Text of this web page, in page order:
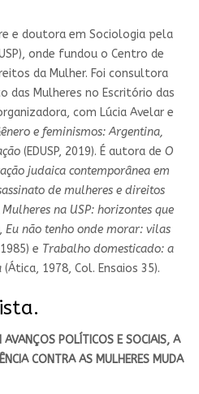
e doutora em Sociologia pela
onde fundou o Centro de
da Mulher. Foi consultora
das Mulheres no Escritório das
com Lúcia Avelar e
e feminismos: Argentina,
(EDUSP, 2019). É autora de O
judaica contemporânea em
de mulheres e direitos
Mulheres na USP: horizontes que
Eu não tenho onde morar: vilas
e Trabalho domesticado: a
(Ática, 1978, Col. Ensaios 35).
POLÍTICOS E SOCIAIS, A
CONTRA AS MULHERES MUDA